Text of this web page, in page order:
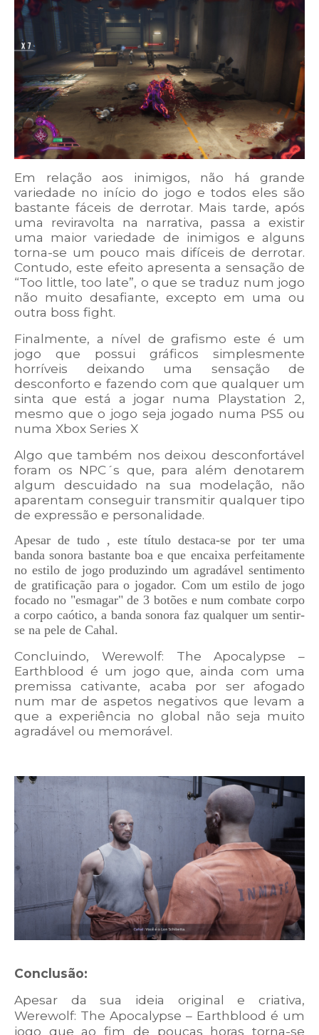
Em relação aos inimigos, não há grande
variedade no início do jogo e todos eles são
bastante fáceis de derrotar. Mais tarde, após
uma reviravolta na narrativa, passa a existir
uma maior variedade de inimigos e alguns
torna-se um pouco mais difíceis de derrotar.
Contudo, este efeito apresenta a sensação de
“Too little, too late”, o que se traduz num jogo
não muito desafiante, excepto em uma ou
outra boss fight.
Finalmente, a nível de grafismo este é um
jogo que possui gráficos simplesmente
horríveis deixando uma sensação de
desconforto e fazendo com que qualquer um
sinta que está a jogar numa Playstation 2,
mesmo que o jogo seja jogado numa PS5 ou
numa Xbox Series X
Algo que também nos deixou desconfortável
foram os NPC´s que, para além denotarem
algum descuidado na sua modelação, não
aparentam conseguir transmitir qualquer tipo
de expressão e personalidade.
Apesar de tudo , este título destaca-se por ter uma
banda sonora bastante boa e que encaixa perfeitamente
no estilo de jogo produzindo um agradável sentimento
de gratificação para o jogador. Com um estilo de jogo
focado no "esmagar" de 3 botões e num combate corpo
a corpo caótico, a banda sonora faz qualquer um sentir-
se na pele de Cahal.
Concluindo, Werewolf: The Apocalypse –
Earthblood é um jogo que, ainda com uma
premissa cativante, acaba por ser afogado
num mar de aspetos negativos que levam a
que a experiência no global não seja muito
agradável ou memorável.
Conclusão:
Apesar da sua ideia original e criativa,
Werewolf: The Apocalypse – Earthblood é um
jogo que ao fim de poucas horas torna-se